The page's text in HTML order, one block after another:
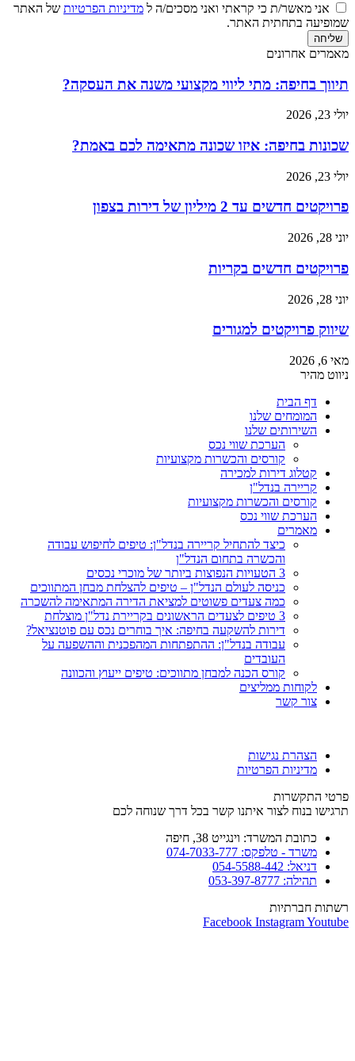
אני מאשר/ת כי קראתי ואני מסכים/ה ל מדיניות הפרטיות של האתר
שמופיעה בתחתית האתר.
שליחה
מאמרים אחרונים
תיווך בחיפה: מתי ליווי מקצועי משנה את העסקה?
יולי 23, 2026
שכונות בחיפה: איזו שכונה מתאימה לכם באמת?
יולי 23, 2026
פרויקטים חדשים עד 2 מיליון של דירות בצפון
יוני 28, 2026
פרויקטים חדשים בקריות
יוני 28, 2026
שיווק פרויקטים למגורים
מאי 6, 2026
ניווט מהיר
דף הבית
המומחים שלנו
השירותים שלנו
הערכת שווי נכס
קורסים והכשרות מקצועיות
קטלוג דירות למכירה
קריירה בנדל"ן
קורסים והכשרות מקצועיות
הערכת שווי נכס
מאמרים
כיצד להתחיל קריירה בנדל"ן: טיפים לחיפוש עבודה
והכשרה בתחום הנדל"ן
3 הטעויות הנפוצות ביותר של מוכרי נכסים
כניסה לעולם הנדל"ן – טיפים להצלחת מבחן המתווכים
כמה צעדים פשוטים למציאת הדירה המתאימה להשכרה
3 טיפים לצעדים הראשונים בקריירת נדל"ן מוצלחת
דירות להשקעה בחיפה: איך בוחרים נכס עם פוטנציאל?
עבודה בנדל"ן: ההתפתחות המהפכנית וההשפעה על
העובדים
קורס הכנה למבחן מתווכים: טיפים ייעוץ והכוונה
לקוחות ממליצים
צור קשר
הצהרת נגישות
מדיניות הפרטיות
פרטי התקשרות
תרגישו בנוח לצור איתנו קשר בכל דרך שנוחה לכם
כתובת המשרד: וינגייט 38, חיפה
משרד - טלפקס: 074-7033-777
דניאל: 054-5588-442
תהילה: 053-397-8777
רשתות חברתיות
Facebook InstagramYoutube